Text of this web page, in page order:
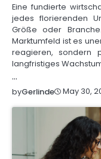
Eine fundierte
jedes florierenden
Größe oder
Marktumfeld ist es
reagieren, sondern
langfristiges
…
byGerlinde May 30,